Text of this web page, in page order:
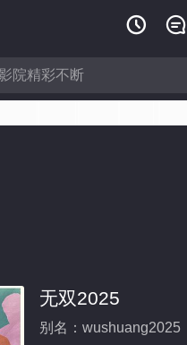
 
无双2025
别名：wushuang2025